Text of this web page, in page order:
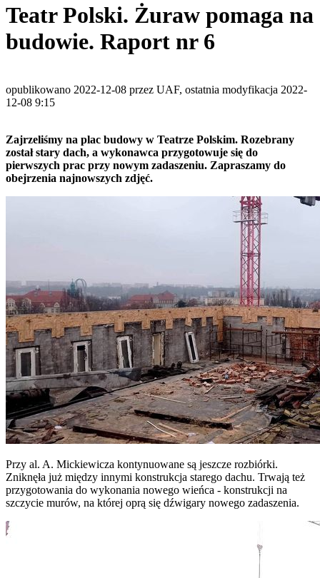
Teatr Polski. Żuraw pomaga na
budowie. Raport nr 6
opublikowano 2022-12-08 przez UAF, ostatnia modyfikacja 2022-
12-08 9:15
Zajrzeliśmy na plac budowy w Teatrze Polskim. Rozebrany
został stary dach, a wykonawca przygotowuje się do
pierwszych prac przy nowym zadaszeniu. Zapraszamy do
obejrzenia najnowszych zdjęć.
Przy al. A. Mickiewicza kontynuowane są jeszcze rozbiórki.
Zniknęła już między innymi konstrukcja starego dachu. Trwają też
przygotowania do wykonania nowego wieńca - konstrukcji na
szczycie murów, na której oprą się dźwigary nowego zadaszenia.